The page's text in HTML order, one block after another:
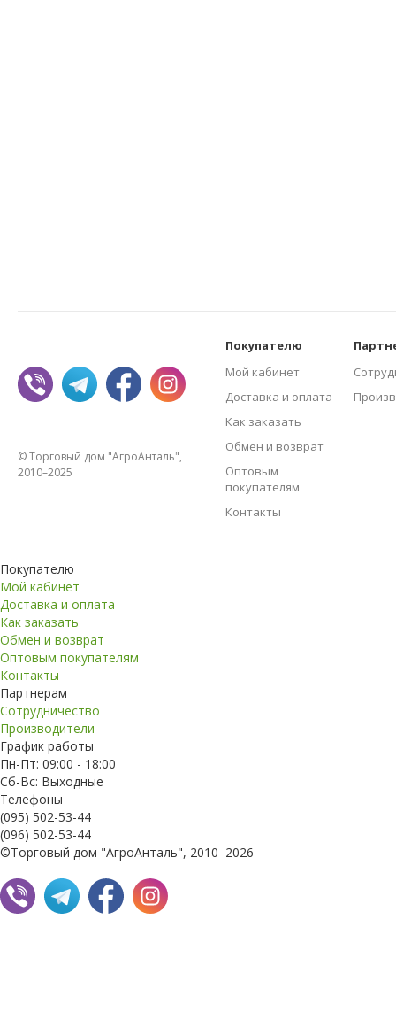
© Торговый дом "АгроАнталь",
2010–2025
Покупателю
Мой кабинет
Доставка и оплата
Как заказать
Обмен и возврат
Оптовым
покупателям
Контакты
Покупателю
Мой кабинет
Доставка и оплата
Как заказать
Обмен и возврат
Оптовым покупателям
Контакты
Партнерам
Сотрудничество
Производители
График работы
Пн-Пт: 09:00 - 18:00
Сб-Вс: Выходные
Телефоны
(095) 502-53-44
(096) 502-53-44
©Торговый дом "АгроАнталь", 2010–2026